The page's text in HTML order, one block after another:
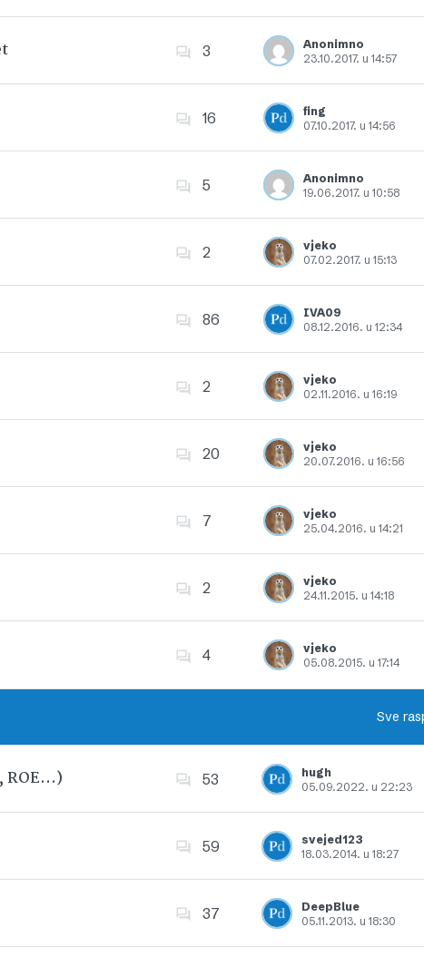
Dodajte u favorite
3
Anonimno
23.10.2017. u 14:57
Dodajte u favorite
16
fing
07.10.2017. u 14:56
Dodajte u favorite
5
Anonimno
19.06.2017. u 10:58
Dodajte u favorite
2
vjeko
07.02.2017. u 15:13
Dodajte u favorite
86
IVA09
08.12.2016. u 12:34
Dodajte u favorite
2
vjeko
02.11.2016. u 16:19
Dodajte u favorite
20
vjeko
20.07.2016. u 16:56
Dodajte u favorite
7
vjeko
25.04.2016. u 14:21
Dodajte u favorite
2
vjeko
24.11.2015. u 14:18
Dodajte u favorite
4
vjeko
05.08.2015. u 17:14
Dodajte u favorite
Sve
ROE…) 53
hugh
05.09.2022. u 22:23
Dodajte u favorite
59
svejed123
18.03.2014. u 18:27
Dodajte u favorite
37
DeepBlue
05.11.2013. u 18:30